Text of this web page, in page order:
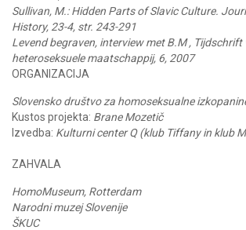
Sullivan, M.: Hidden Parts of Slavic Culture.
History, 23-4, str. 243-291
Levend begraven, interview met B.M ,
heteroseksuele maatschappij, 6, 2007
ORGANIZACIJA
Slovensko društvo za homoseksualne
Kustos projekta: Brane Mozetič
Izvedba: Kulturni center Q (klub Tiffany in klub
ZAHVALA
HomoMuseum, Rotterdam
Narodni muzej Slovenije
ŠKUC